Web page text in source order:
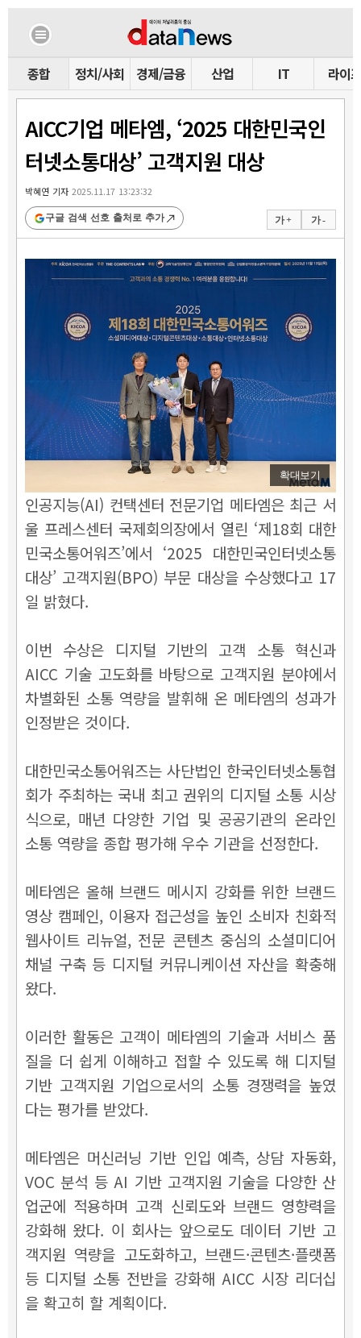
종합 정치/사회 경제/금융 산업 IT 라이프
AICC기업 메타엠, ‘2025 대한민국인
터넷소통대상’ 고객지원 대상
박혜연 기자2025.11.17 13:23:32
가 + 가 -
구글 검색 선호 출처로 추가
확대보기
인공지능(AI) 컨택센터 전문기업 메타엠은 최근 서
울 프레스센터 국제회의장에서 열린 ‘제18회 대한
민국소통어워즈’에서 ‘2025 대한민국인터넷소통
대상’ 고객지원(BPO) 부문 대상을 수상했다고 17
일 밝혔다.
이번 수상은 디지털 기반의 고객 소통 혁신과
AICC 기술 고도화를 바탕으로 고객지원 분야에서
차별화된 소통 역량을 발휘해 온 메타엠의 성과가
인정받은 것이다.
대한민국소통어워즈는 사단법인 한국인터넷소통협
회가 주최하는 국내 최고 권위의 디지털 소통 시상
식으로, 매년 다양한 기업 및 공공기관의 온라인
소통 역량을 종합 평가해 우수 기관을 선정한다.
메타엠은 올해 브랜드 메시지 강화를 위한 브랜드
영상 캠페인, 이용자 접근성을 높인 소비자 친화적
웹사이트 리뉴얼, 전문 콘텐츠 중심의 소셜미디어
채널 구축 등 디지털 커뮤니케이션 자산을 확충해
왔다.
이러한 활동은 고객이 메타엠의 기술과 서비스 품
질을 더 쉽게 이해하고 접할 수 있도록 해 디지털
기반 고객지원 기업으로서의 소통 경쟁력을 높였
다는 평가를 받았다.
메타엠은 머신러닝 기반 인입 예측, 상담 자동화,
VOC 분석 등 AI 기반 고객지원 기술을 다양한 산
업군에 적용하며 고객 신뢰도와 브랜드 영향력을
강화해 왔다. 이 회사는 앞으로도 데이터 기반 고
객지원 역량을 고도화하고, 브랜드·콘텐츠·플랫폼
등 디지털 소통 전반을 강화해 AICC 시장 리더십
을 확고히 할 계획이다.